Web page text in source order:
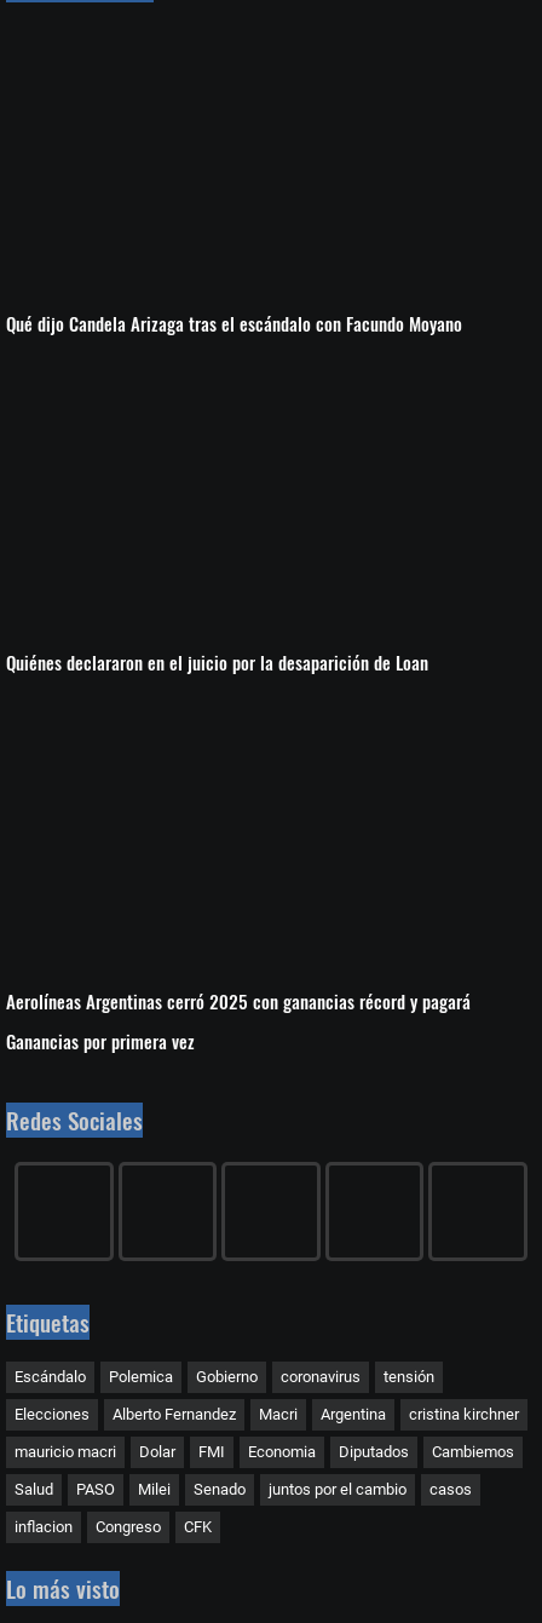
Qué dijo Candela Arizaga tras el escándalo con Facundo Moyano
Quiénes declararon en el juicio por la desaparición de Loan
Aerolíneas Argentinas cerró 2025 con ganancias récord y pagará
Ganancias por primera vez
Redes Sociales
Etiquetas
Escándalo Polemica Gobierno coronavirus tensión
Elecciones Alberto Fernandez Macri Argentina cristina kirchner
mauricio macri Dolar FMI Economia Diputados Cambiemos
Salud PASO Milei Senado juntos por el cambio casos
inflacion Congreso CFK
Lo más visto